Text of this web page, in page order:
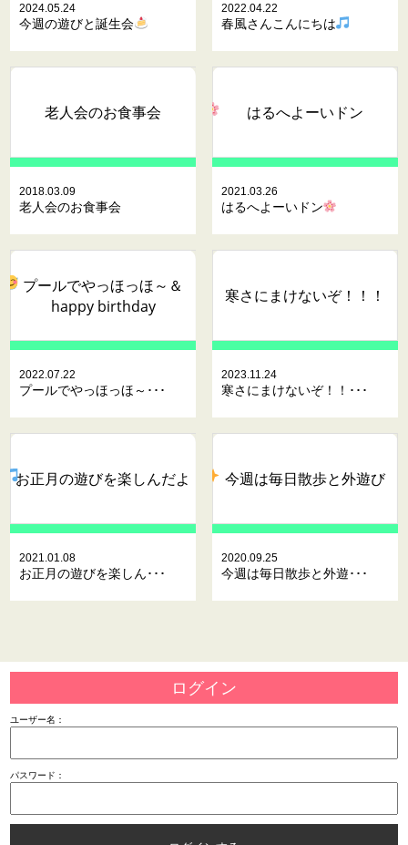
2024.05.24
今週の遊びと誕生会
2022.04.22
春風さんこんにちは
老人会のお食事会
2018.03.09
老人会のお食事会
はるへよーいドン
2021.03.26
はるへよーいドン
プールでやっほっほ～ ＆
happy birthday
2022.07.22
プールでやっほっほ～･･･
寒さにまけないぞ！！！
2023.11.24
寒さにまけないぞ！！･･･
お正月の遊びを楽しんだよ
2021.01.08
お正月の遊びを楽しん･･･
今週は毎日散歩と外遊び
2020.09.25
今週は毎日散歩と外遊･･･
ログイン
ユーザー名：
パスワード：